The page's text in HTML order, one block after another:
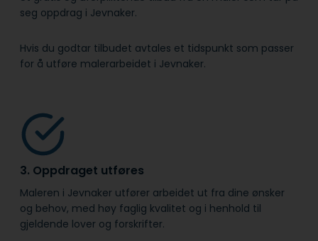
seg oppdrag i Jevnaker.
Hvis du godtar tilbudet avtales et tidspunkt som passer
for å utføre malerarbeidet i Jevnaker.
3. Oppdraget utføres
Maleren i Jevnaker utfører arbeidet ut fra dine ønsker
og behov, med høy faglig kvalitet og i henhold til
gjeldende lover og forskrifter.